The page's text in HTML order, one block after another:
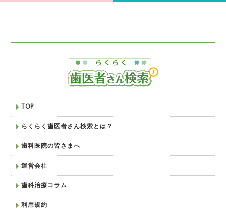
TOP
らくらく歯医者さん検索とは？
歯科医院の皆さまへ
運営会社
歯科治療コラム
利用規約